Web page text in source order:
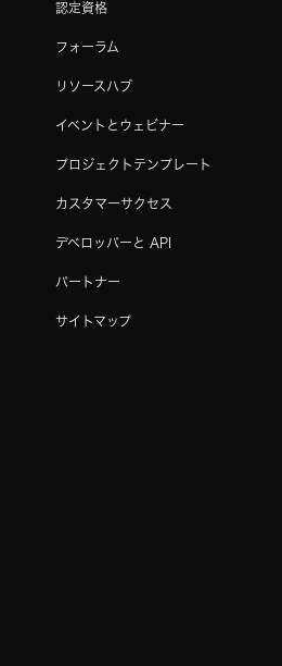
認定資格
フォーラム
リソースハブ
イベントとウェビナー
プロジェクトテンプレート
カスタマーサクセス
デベロッパーと API
パートナー
サイトマップ